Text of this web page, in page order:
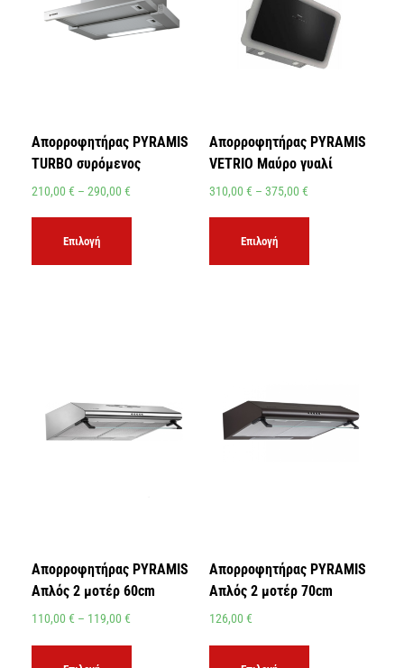
Απορροφητήρας PYRAMIS
TURBO συρόμενος
210,00 € – 290,00 €
Επιλογή
Απορροφητήρας PYRAMIS
VETRIO Μαύρο γυαλί
310,00 € – 375,00 €
Επιλογή
Απορροφητήρας PYRAMIS
Απλός 2 μοτέρ 60cm
110,00 € – 119,00 €
Απορροφητήρας PYRAMIS
Απλός 2 μοτέρ 70cm
126,00 €